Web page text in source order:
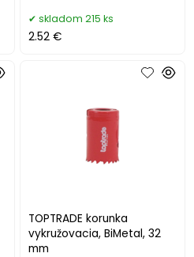
skladom 215 ks
2.52 €
TOPTRADE korunka
vykružovacia, BiMetal, 32
mm